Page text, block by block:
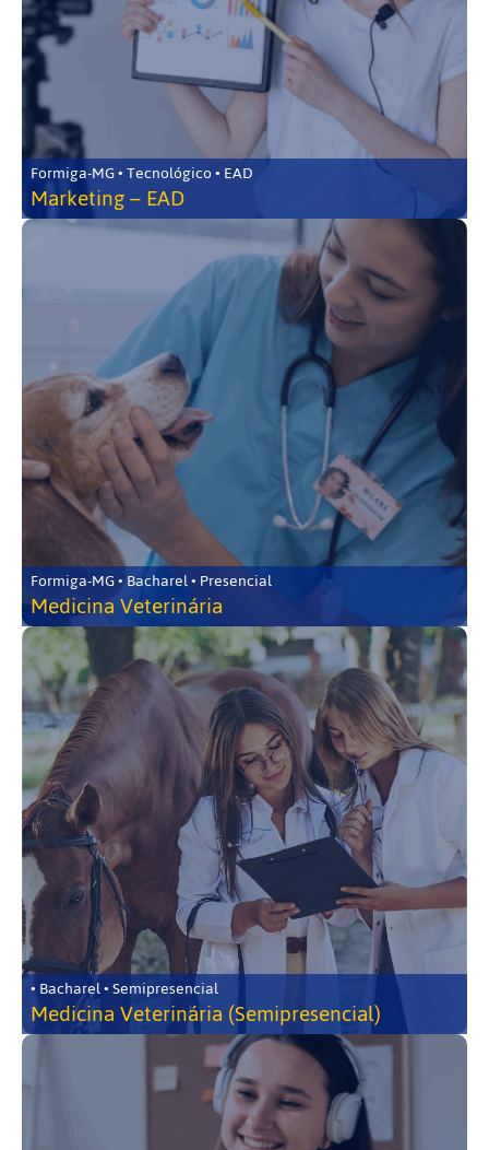
Formiga-MG • Tecnológico • EAD
Marketing – EAD
Formiga-MG • Bacharel • Presencial
Medicina Veterinária
• Bacharel • Semipresencial
Medicina Veterinária (Semipresencial)